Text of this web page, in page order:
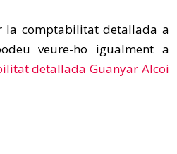
la comptabilitat detallada a
veure-ho igualment a
detallada Guanyar Alcoi